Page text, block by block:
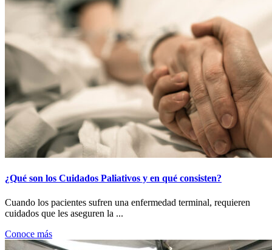
¿Qué son los Cuidados Paliativos y en qué consisten?
Cuando los pacientes sufren una enfermedad terminal, requieren
cuidados que les aseguren la ...
Conoce más